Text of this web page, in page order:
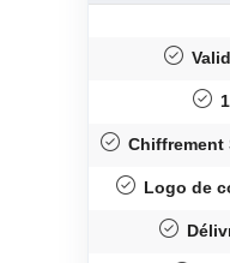
1
Chiffrement
Logo de